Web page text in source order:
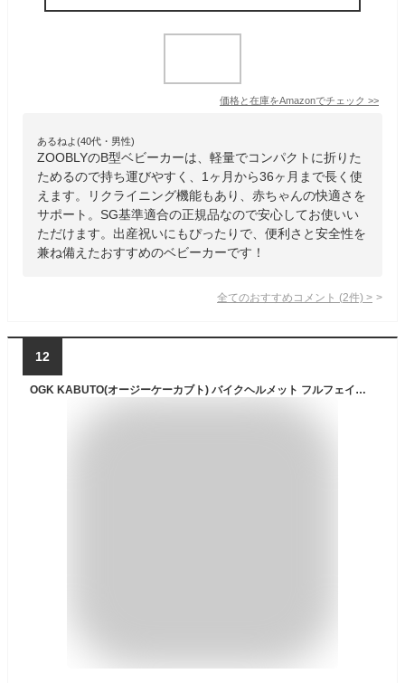
価格と在庫をAmazonでチェック >>
あるねよ(40代・男性)
ZOOBLYのB型ベビーカーは、軽量でコンパクトに折りた
ためるので持ち運びやすく、1ヶ月から36ヶ月まで長く使
えます。リクライニング機能もあり、赤ちゃんの快適さを
サポート。SG基準適合の正規品なので安心してお使いい
ただけます。出産祝いにもぴったりで、便利さと安全性を
兼ね備えたおすすめのベビーカーです！
全てのおすすめコメント (2件) >
12
OGK KABUTO(オージーケーカブト) バイクヘルメット フルフェイス SHUMA フラットブラック (サイズ:L)